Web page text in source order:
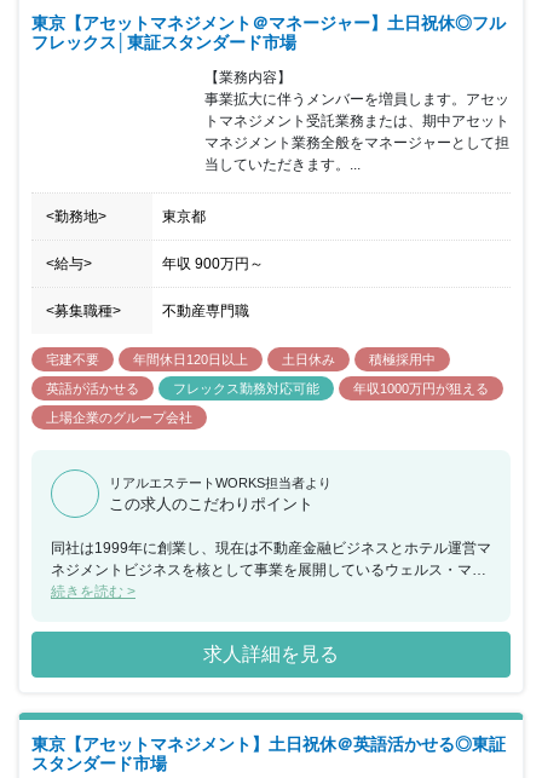
東京【アセットマネジメント＠マネージャー】土日祝休◎フル
フレックス│東証スタンダード市場
【業務内容】
事業拡大に伴うメンバーを増員します。アセッ
トマネジメント受託業務または、期中アセット
マネジメント業務全般をマネージャーとして担
当していただきます。...
<勤務地> 東京都
<給与> 年収 900万円 ～
<募集職種> 不動産専門職
宅建不要 年間休日120日以上 土日休み
積極採用中
英語が活かせる
フレックス勤務対応可能
年収1000万円が狙える
上場企業のグループ会社
リアルエステートWORKS担当者より
この求人のこだわりポイント
同社は1999年に創業し、現在は不動産金融ビジネスとホテル運営マ
ネジメントビジネスを核として事業を展開しているウェルス・マネ
ジメント株式会社（2022年4月東証スタンダード市場上場）のグル
特徴で、同社の主要メンバーは、過去4,000億円の不動産及び債権
案件に関わることで、不動産投資マーケットにおいて実績を積み、
アセットマネジメント業務の領域でも我が国の不動産金融市場の黎
応えするサービスの提供を可能にするため、同社は広範囲かつ細や
かなネットワークを構築しています。 【同社の魅力】 全社員の顔
が見えやすく、風通しの良い社風です。また有給以外にも5日連続
続きを読む >
求人詳細を見る
東京【アセットマネジメント】土日祝休＠英語活かせる◎東証
スタンダード市場